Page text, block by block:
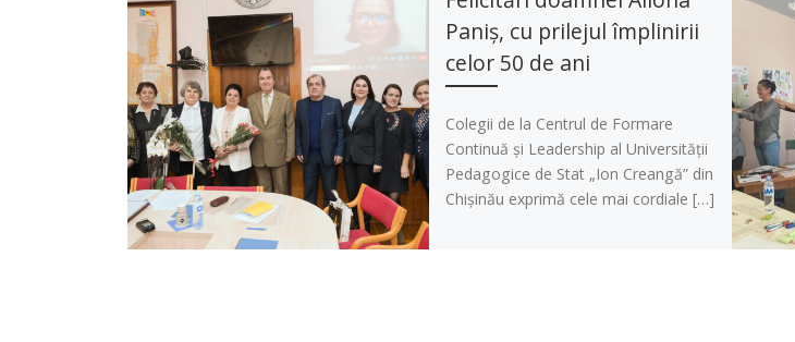
Paniş, cu prilejul împlinirii
celor 50 de ani
Colegii de la Centrul de Formare
Continuă și Leadership al Universității
Pedagogice de Stat „Ion Creangă” din
Chișinău exprimă cele mai cordiale […]